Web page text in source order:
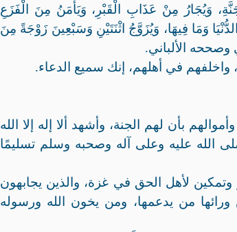
وَيُجَارُ مِنْ عَذَابِ الْقَبْرِ، وَيَأْمَنُ مِنَ الْفَزَعِ
وَمَا فِيهَا، وَيُزَوَّجُ اثْنَتَيْنِ وَسَبْعِينَ زَوْجَةً مِنَ
وصححه الألباني.
في أهلهم، إنك سميع الدعاء.
بأن لهم الجنة، وأشهد ألا إله إلا الله
الله عليه وعلى آله وصحبه وسلم تسليمًا
وتمكين لأهل الحق في غزة، والذين يجابهون
من يدعمها، ومن يخون الله ورسوله